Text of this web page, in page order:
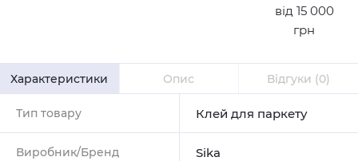
від 15 000
грн
Характеристики Опис Відгуки (0)
Тип товару Клей для паркету
Виробник/Бренд Sika